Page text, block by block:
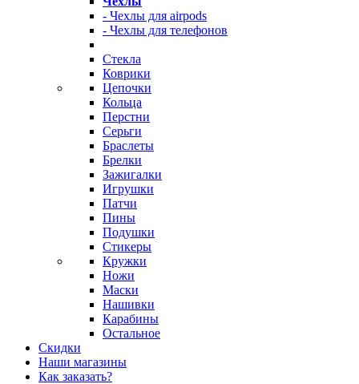
- Чехлы для airpods
- Чехлы для телефонов
Стекла
Коврики
Цепочки
Кольца
Перстни
Серьги
Браслеты
Брелки
Зажигалки
Игрушки
Патчи
Пины
Подушки
Стикеры
Кружки
Ножи
Маски
Нашивки
Карабины
Остальное
Скидки
Наши магазины
Как заказать?